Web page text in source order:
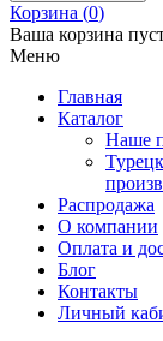
Корзина (0)
Ваша корзина
Меню
Главная
Каталог
Наше
Распродажа
О компании
Оплата и
Блог
Контакты
Личный